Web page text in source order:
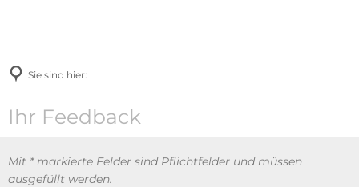
Sie sind hier:
Feedback
Ihr Feedback
Mit * markierte Felder sind Pflichtfelder und müssen
ausgefüllt werden.